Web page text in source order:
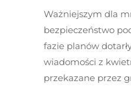
Ważniejszym dla
bezpieczeństwo
fazie planów
wiadomości z
przekazane przez